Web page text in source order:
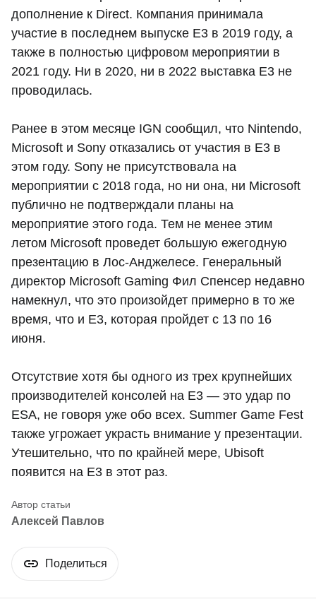
дополнение к Direct. Компания принимала
участие в последнем выпуске E3 в 2019 году, а
также в полностью цифровом мероприятии в
2021 году. Ни в 2020, ни в 2022 выставка E3 не
проводилась.
Ранее в этом месяце IGN сообщил, что Nintendo,
Microsoft и Sony отказались от участия в E3 в
этом году. Sony не присутствовала на
мероприятии с 2018 года, но ни она, ни Microsoft
публично не подтверждали планы на
мероприятие этого года. Тем не менее этим
летом Microsoft проведет большую ежегодную
презентацию в Лос-Анджелесе. Генеральный
директор Microsoft Gaming Фил Спенсер недавно
намекнул, что это произойдет примерно в то же
время, что и E3, которая пройдет с 13 по 16
июня.
Отсутствие хотя бы одного из трех крупнейших
производителей консолей на E3 — это удар по
ESA, не говоря уже обо всех. Summer Game Fest
также угрожает украсть внимание у презентации.
Утешительно, что по крайней мере, Ubisoft
появится на E3 в этот раз.
Алексей Павлов
Поделиться